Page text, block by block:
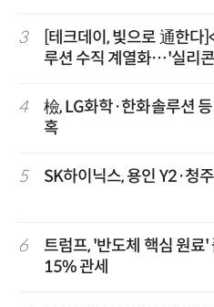
3
[테크데이, 빛으로 通한다
루션 수직 계열화…'실리
4
檢, LG화학·한화솔루션
혹
5 SK하이닉스, 용인 Y2·청
6
트럼프, '반도체 핵심 원료'
15% 관세